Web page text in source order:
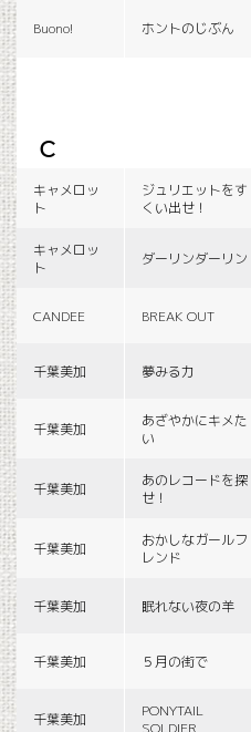
Buono! ホントのじぶん
c
キャメロッ
ト
ジュリエットをす
くい出せ！
キャメロッ
ト
ダーリンダーリン
CANDEE BREAK OUT
千葉美加 夢みる力
千葉美加
あざやかにキメた
い
千葉美加
あのレコードを探
せ！
千葉美加
おかしなガールフ
レンド
千葉美加 眠れない夜の羊
千葉美加 ５月の街で
千葉美加
PONYTAIL
SOLDIER